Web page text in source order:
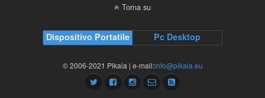
Torna su
Dispositivo Portatile Pc Desktop
© 2006-2021 Pikaia | e-mail:info@pikaia.eu